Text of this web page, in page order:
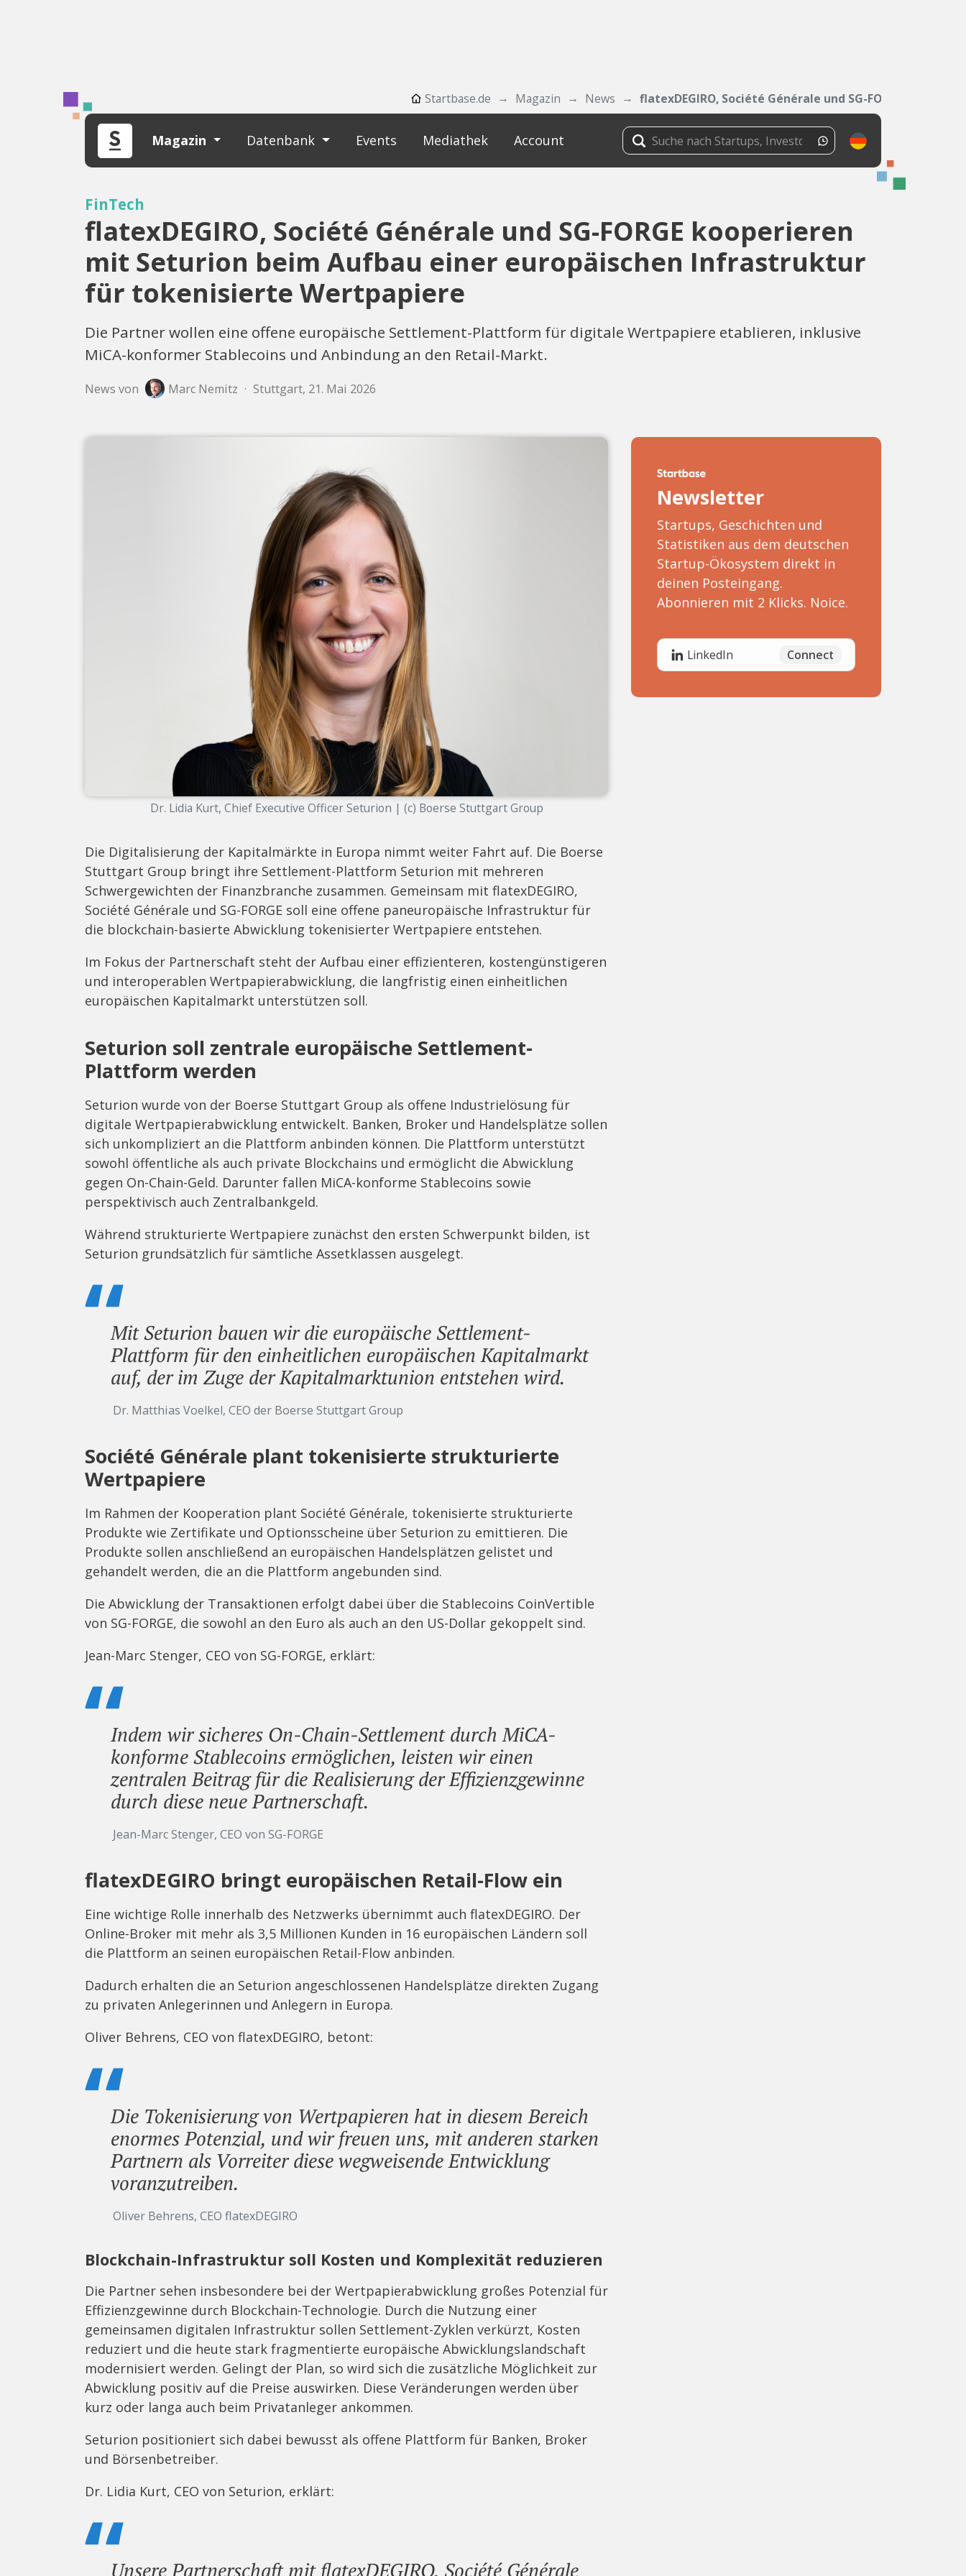
Startbase.de Magazin News flatexDEGIRO, Société Générale und SG-FORGE...
Magazin Datenbank Events Mediathek Account
FinTech
flatexDEGIRO, Société Générale und SG-FORGE kooperieren
mit Seturion beim Aufbau einer europäischen Infrastruktur
für tokenisierte Wertpapiere
Die Partner wollen eine offene europäische Settlement-Plattform für digitale Wertpapiere etablieren, inklusive
MiCA-konformer Stablecoins und Anbindung an den Retail-Markt.
News von Marc Nemitz · Stuttgart, 21. Mai 2026
Dr. Lidia Kurt, Chief Executive Officer Seturion | (c) Boerse Stuttgart Group
Die Digitalisierung der Kapitalmärkte in Europa nimmt weiter Fahrt auf. Die Boerse
Stuttgart Group bringt ihre Settlement-Plattform Seturion mit mehreren
Schwergewichten der Finanzbranche zusammen. Gemeinsam mit flatexDEGIRO,
Société Générale und SG-FORGE soll eine offene paneuropäische Infrastruktur für
die blockchain-basierte Abwicklung tokenisierter Wertpapiere entstehen.
Im Fokus der Partnerschaft steht der Aufbau einer effizienteren, kostengünstigeren
und interoperablen Wertpapierabwicklung, die langfristig einen einheitlichen
europäischen Kapitalmarkt unterstützen soll.
Seturion soll zentrale europäische Settlement-
Plattform werden
Seturion wurde von der Boerse Stuttgart Group als offene Industrielösung für
digitale Wertpapierabwicklung entwickelt. Banken, Broker und Handelsplätze sollen
sich unkompliziert an die Plattform anbinden können. Die Plattform unterstützt
sowohl öffentliche als auch private Blockchains und ermöglicht die Abwicklung
gegen On-Chain-Geld. Darunter fallen MiCA-konforme Stablecoins sowie
perspektivisch auch Zentralbankgeld.
Während strukturierte Wertpapiere zunächst den ersten Schwerpunkt bilden, ist
Seturion grundsätzlich für sämtliche Assetklassen ausgelegt.
Mit Seturion bauen wir die europäische Settlement-
Plattform für den einheitlichen europäischen Kapitalmarkt
auf, der im Zuge der Kapitalmarktunion entstehen wird.
Dr. Matthias Voelkel, CEO der Boerse Stuttgart Group
Société Générale plant tokenisierte strukturierte
Wertpapiere
Im Rahmen der Kooperation plant Société Générale, tokenisierte strukturierte
Produkte wie Zertifikate und Optionsscheine über Seturion zu emittieren. Die
Produkte sollen anschließend an europäischen Handelsplätzen gelistet und
gehandelt werden, die an die Plattform angebunden sind.
Die Abwicklung der Transaktionen erfolgt dabei über die Stablecoins CoinVertible
von SG-FORGE, die sowohl an den Euro als auch an den US-Dollar gekoppelt sind.
Jean-Marc Stenger, CEO von SG-FORGE, erklärt:
Indem wir sicheres On-Chain-Settlement durch MiCA-
konforme Stablecoins ermöglichen, leisten wir einen
zentralen Beitrag für die Realisierung der Effizienzgewinne
durch diese neue Partnerschaft.
Jean-Marc Stenger, CEO von SG-FORGE
flatexDEGIRO bringt europäischen Retail-Flow ein
Eine wichtige Rolle innerhalb des Netzwerks übernimmt auch flatexDEGIRO. Der
Online-Broker mit mehr als 3,5 Millionen Kunden in 16 europäischen Ländern soll
die Plattform an seinen europäischen Retail-Flow anbinden.
Dadurch erhalten die an Seturion angeschlossenen Handelsplätze direkten Zugang
zu privaten Anlegerinnen und Anlegern in Europa.
Oliver Behrens, CEO von flatexDEGIRO, betont:
Die Tokenisierung von Wertpapieren hat in diesem Bereich
enormes Potenzial, und wir freuen uns, mit anderen starken
Partnern als Vorreiter diese wegweisende Entwicklung
voranzutreiben.
Oliver Behrens, CEO flatexDEGIRO
Blockchain-Infrastruktur soll Kosten und Komplexität reduzieren
Die Partner sehen insbesondere bei der Wertpapierabwicklung großes Potenzial für
Effizienzgewinne durch Blockchain-Technologie. Durch die Nutzung einer
gemeinsamen digitalen Infrastruktur sollen Settlement-Zyklen verkürzt, Kosten
reduziert und die heute stark fragmentierte europäische Abwicklungslandschaft
modernisiert werden. Gelingt der Plan, so wird sich die zusätzliche Möglichkeit zur
Abwicklung positiv auf die Preise auswirken. Diese Veränderungen werden über
kurz oder langa auch beim Privatanleger ankommen.
Seturion positioniert sich dabei bewusst als offene Plattform für Banken, Broker
und Börsenbetreiber.
Dr. Lidia Kurt, CEO von Seturion, erklärt:
Unsere Partnerschaft mit flatexDEGIRO, Société Générale
Newsletter
Startups, Geschichten und
Statistiken aus dem deutschen
Startup-Ökosystem direkt in
deinen Posteingang.
Abonnieren mit 2 Klicks. Noice.
LinkedIn Connect